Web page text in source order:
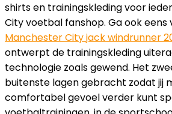
shirts en trainingskleding voor
City voetbal fanshop. Ga ook eens
Manchester City jack windrunner
ontwerpt de trainingskleding
technologie zoals gewend. Het
buitenste lagen gebracht zodat jij
comfortabel gevoel verder kunt